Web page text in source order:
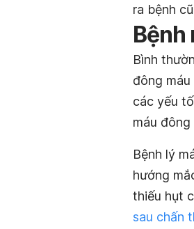
ra bệnh
Bệnh
Bình
đông
các yếu
máu đông
Bệnh lý
hướng
thiếu hụt
sau chấn